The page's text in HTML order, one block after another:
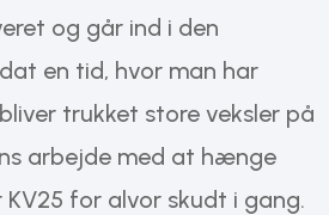
og går ind i den
en tid, hvor man har
trukket store veksler på
arbejde med at hænge
for alvor skudt i gang.